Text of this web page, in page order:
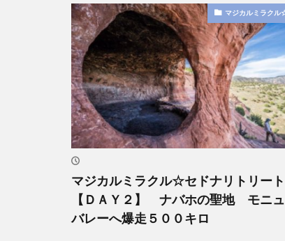
マジカルミラクル
マジカルミラクル☆セドナリトリー
【ＤＡＹ２】 ナバホの聖地 モニュ
バレーへ爆走５００キロ